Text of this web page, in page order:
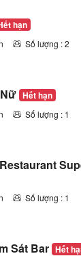
hạn
Số lượng : 2
Hết hạn
Số lượng : 1
Số lượng : 1
Sát Bar Hết